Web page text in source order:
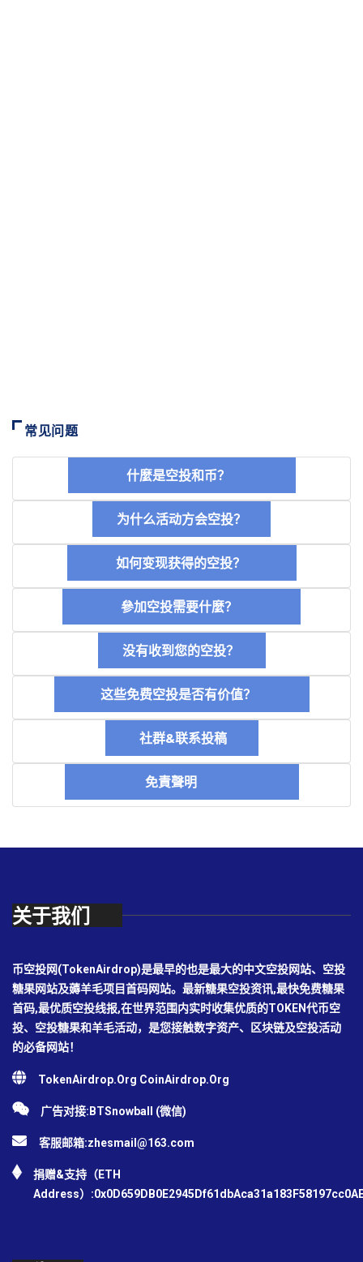
常见问题
什麼是空投和币？
为什么活动方会空投？
如何变现获得的空投？
參加空投需要什麼？
没有收到您的空投？
这些免费空投是否有价值？
社群&联系投稿
免責聲明
关于我们
币空投网(TokenAirdrop)是最早的也是最大的中文空投网站、空投
糖果网站及薅羊毛项目首码网站。最新糖果空投资讯,最快免费糖果
首码,最优质空投线报,在世界范围内实时收集优质的TOKEN代币空
投、空投糖果和羊毛活动，是您接触数字资产、区块链及空投活动
的必备网站！
TokenAirdrop.Org CoinAirdrop.Org
广告对接:BTSnowball (微信)
客服邮箱:zhesmail@163.com
捐赠&支持（ETH
Address）